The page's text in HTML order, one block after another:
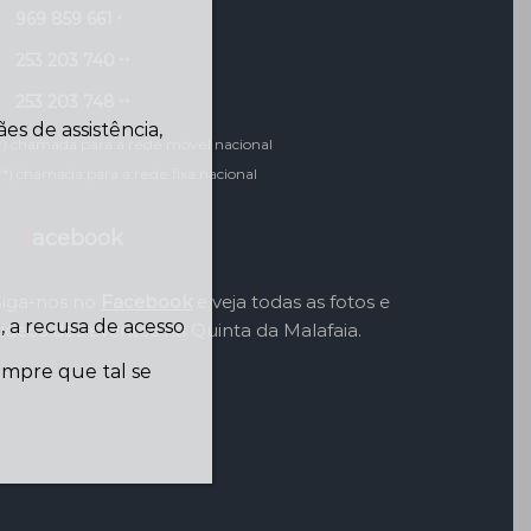
(*) chamada para a rede móvel nacional
(**) chamada para a rede fixa nacional
e veja todas as fotos e
dos eventos na Quinta da Malafaia.
de assistência,
recusa de acesso
que tal se